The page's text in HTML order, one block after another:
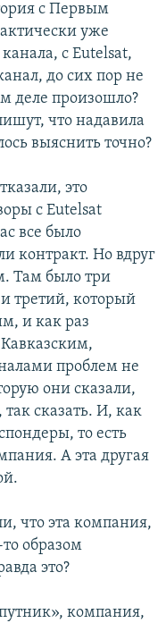
с Первым
уже
с Eutelsat,
до сих пор не
деле произошло?
что надавила
выяснить точно?
это
с Eutelsat
все было
контракт. Но вдруг
Там было три
третий, который
и как раз
проблем не
они сказали,
так сказать. И, как
то есть
А эта другая
что эта компания,
образом
это?
компания,